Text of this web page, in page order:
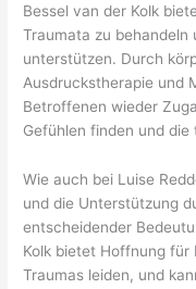
Bessel van der Kolk
Traumata zu behandeln
unterstützen. Durch
Ausdruckstherapie und
Betroffenen wieder
Gefühlen finden und
Wie auch bei Luise
und die Unterstützung
entscheidender
Kolk bietet Hoffnung für
Traumas leiden, und